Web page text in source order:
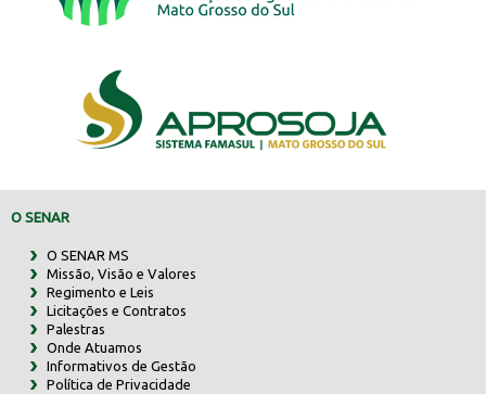
O SENAR
O SENAR MS
Missão, Visão e Valores
Regimento e Leis
Licitações e Contratos
Palestras
Onde Atuamos
Informativos de Gestão
Política de Privacidade